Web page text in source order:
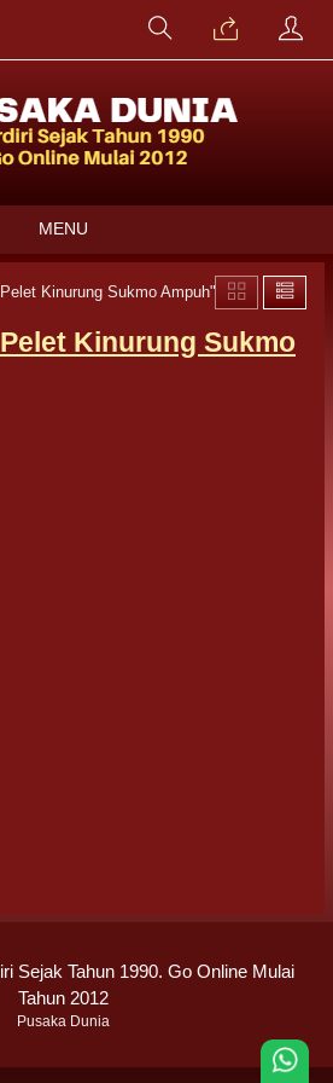
MENU
Kinurung Sukmo Ampuh"
Kinurung Sukmo
Sejak Tahun 1990. Go Online Mulai
Tahun 2012
Pusaka Dunia